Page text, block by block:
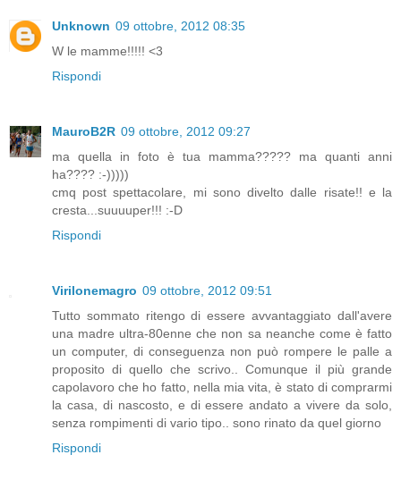
Unknown 09 ottobre, 2012 08:35
W le mamme!!!!! <3
Rispondi
MauroB2R 09 ottobre, 2012 09:27
ma quella in foto è tua mamma????? ma quanti anni
ha???? :-)))))
cmq post spettacolare, mi sono divelto dalle risate!! e la
cresta...suuuuper!!! :-D
Rispondi
Virilonemagro 09 ottobre, 2012 09:51
Tutto sommato ritengo di essere avvantaggiato dall'avere
una madre ultra-80enne che non sa neanche come è fatto
un computer, di conseguenza non può rompere le palle a
proposito di quello che scrivo.. Comunque il più grande
capolavoro che ho fatto, nella mia vita, è stato di comprarmi
la casa, di nascosto, e di essere andato a vivere da solo,
senza rompimenti di vario tipo.. sono rinato da quel giorno
Rispondi